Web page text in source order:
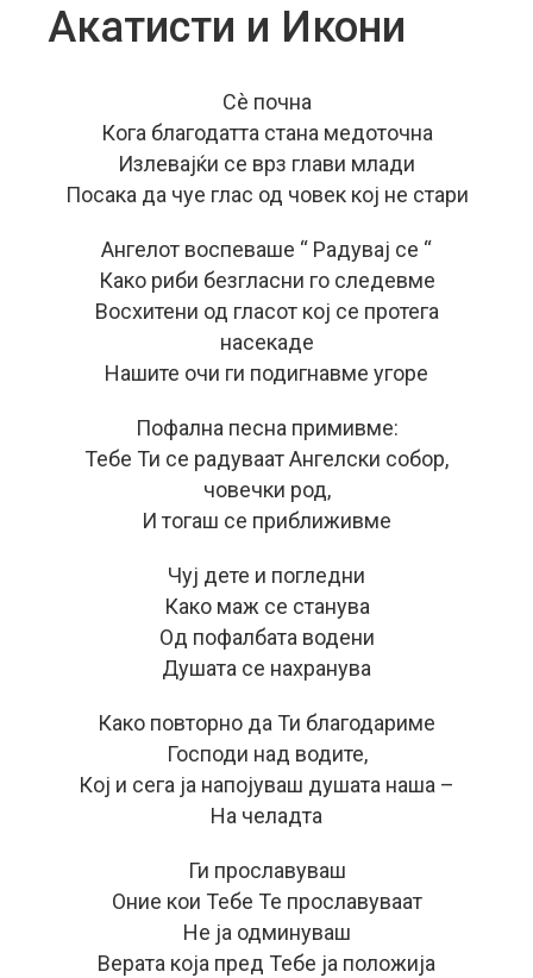
Акатисти и Икони
Сè почна
Кога благодатта стана медоточна
Излевајќи се врз глави млади
Посака да чуе глас од човек кој не стари
Ангелот воспеваше “ Радувај се “
Како риби безгласни го следевме
Восхитени од гласот кој се протега
насекаде
Нашите очи ги подигнавме угоре
Пофална песна примивме:
Тебе Ти се радуваат Ангелски собор,
човечки род,
И тогаш се приближивме
Чуј дете и погледни
Како маж се станува
Од пофалбата водени
Душата се нахранува
Како повторно да Ти благодариме
Господи над водите,
Кој и сега ја напојуваш душата наша –
На челадта
Ги прославуваш
Оние кои Тебе Те прославуваат
Не ја одминуваш
Верата која пред Тебе ја положија